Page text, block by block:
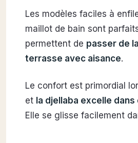
Les modèles faciles à
maillot de bain sont
permettent de passer de
terrasse avec aisance.
Le confort est primordial
et la djellaba excelle dans
Elle se glisse facilement